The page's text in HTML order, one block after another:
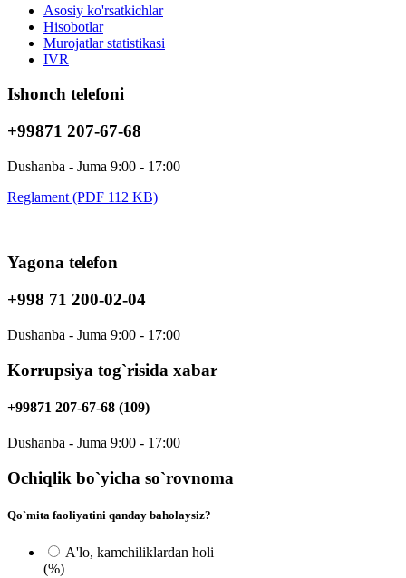
Asosiy ko'rsatkichlar
Hisobotlar
Murojatlar statistikasi
IVR
Ishonch telefoni
+99871 207-67-68
Dushanba - Juma 9:00 - 17:00
Reglament (PDF 112 KB)
Yagona telefon
+998 71 200-02-04
Dushanba - Juma 9:00 - 17:00
Korrupsiya tog`risida xabar
+99871 207-67-68 (109)
Dushanba - Juma 9:00 - 17:00
Ochiqlik bo`yicha so`rovnoma
Qo`mita faoliyatini qanday baholaysiz?
A'lo, kamchiliklardan holi
(%)